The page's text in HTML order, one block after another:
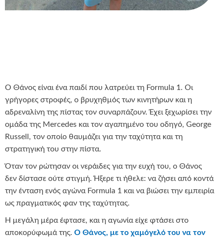
Ο Θάνος είναι ένα παιδί που λατρεύει τη Formula 1. Οι
γρήγορες στροφές, ο βρυχηθμός των κινητήρων και η
αδρεναλίνη της πίστας τον συναρπάζουν. Έχει ξεχωρίσει την
ομάδα της Mercedes και τον αγαπημένο του οδηγό, George
Russell, τον οποίο θαυμάζει για την ταχύτητα και τη
στρατηγική του στην πίστα.
Όταν τον ρώτησαν οι νεράιδες για την ευχή του, ο Θάνος
δεν δίστασε ούτε στιγμή. Ήξερε τι ήθελε: να ζήσει από κοντά
την ένταση ενός αγώνα Formula 1 και να βιώσει την εμπειρία
ως πραγματικός φαν της ταχύτητας.
Η μεγάλη μέρα έφτασε, και η αγωνία είχε φτάσει στο
αποκορύφωμά της. Ο Θάνος, με το χαμόγελό του να τον